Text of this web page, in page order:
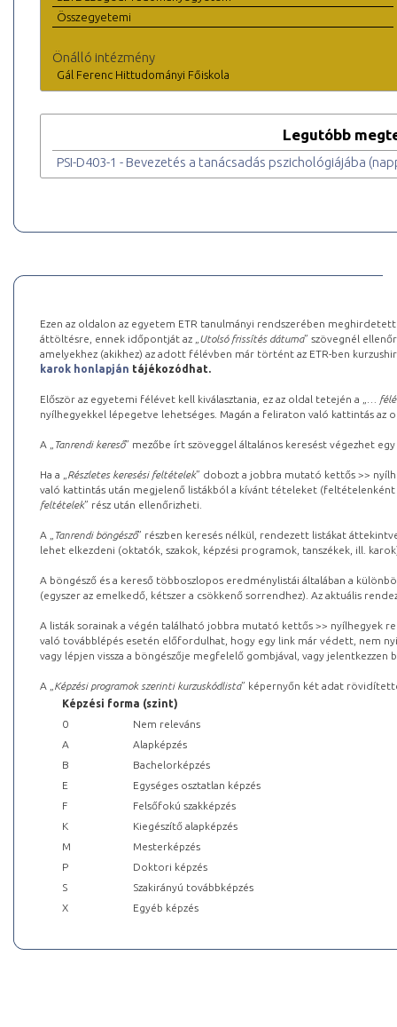
Összegyetemi
Önálló intézmény
Gál Ferenc Hittudományi Főiskola
Legutóbb
PSI-D403-1 - Bevezetés a tanácsadás pszichológiájába
Ezen az oldalon az egyetem ETR tanulmányi rendszerében
áttöltésre, ennek időpontját az „ Utolsó frissítés dátuma” szövegnél
amelyekhez (akikhez) az adott félévben már történt az ETR-ben
karok honlapján tájékozódhat.
Először az egyetemi félévet kell kiválasztania, ez az oldal tetején a „
…
nyílhegyekkel lépegetve lehetséges. Magán a feliraton való kattintás az
A „ Tanrendi kereső” mezőbe írt szöveggel általános keresést végezhet
Ha a „ Részletes keresési feltételek” dobozt a jobbra mutató kettős >>
való kattintás után megjelenő listákból a kívánt tételeket (feltételenként
feltételek” rész után ellenőrizheti.
A „ Tanrendi böngésző” részben keresés nélkül, rendezett listákat
lehet elkezdeni (oktatók, szakok, képzési programok, tanszékek, ill.
A böngésző és a kereső többoszlopos eredménylistái általában a
(egyszer az emelkedő, kétszer a csökkenő sorrendhez). Az aktuális
A listák sorainak a végén található jobbra mutató kettős >> nyílhegyek
való továbblépés esetén előfordulhat, hogy egy link már védett, nem
vagy lépjen vissza a böngészője megfelelő gombjával, vagy
A „ Képzési programok szerinti kurzuskódlista” képernyőn két adat
Képzési forma (szint)
0
Nem releváns
A
Alapképzés
B
Bachelorképzés
E
Egységes osztatlan képzés
F
Felsőfokú szakképzés
K
Kiegészítő alapképzés
M
Mesterképzés
P
Doktori képzés
S
Szakirányú továbbképzés
X
Egyéb képzés